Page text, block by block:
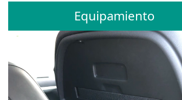
Equipamiento